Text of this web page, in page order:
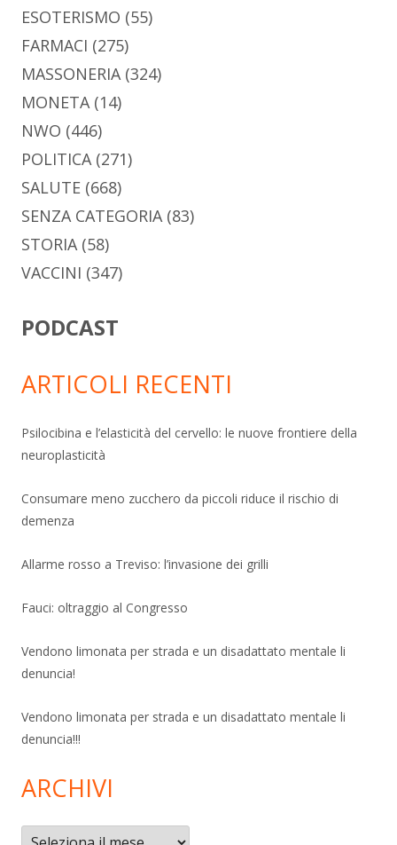
ESOTERISMO (55)
FARMACI (275)
MASSONERIA(324)
MONETA(14)
NWO (446)
POLITICA(271)
SALUTE (668)
SENZA CATEGORIA(83)
STORIA(58)
VACCINI (347)
PODCAST
ARTICOLI RECENTI
Psilocibina e l’elasticità del cervello: le nuove frontiere della
neuroplasticità
Consumare meno zucchero da piccoli riduce il rischio di
demenza
Allarme rosso a Treviso: l’invasione dei grilli
Fauci: oltraggio al Congresso
Vendono limonata per strada e un disadattato mentale li
denuncia!
Vendono limonata per strada e un disadattato mentale li
denuncia!!!
ARCHIVI
Archivi